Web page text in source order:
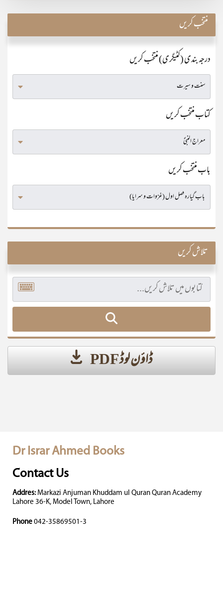
منتخب کریں
درجہ بندی (کٹیگری) منتخب کریں
کتاب منتخب کریں
باب منتخب کریں
تلاش کریں
ڈاؤن لوڈ PDF
Dr Israr Ahmed Books
Contact Us
Addres: Markazi Anjuman Khuddam ul Quran Quran Academy
Lahore 36-K, Model Town, Lahore
Phone 042-35869501-3